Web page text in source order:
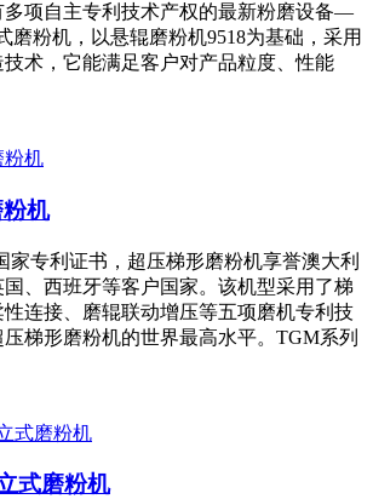
多项自主专利技术产权的最新粉磨设备—
磨粉机，以悬辊磨粉机9518为基础，采用
术，它能满足客户对产品粒度、性能
机
家专利证书，超压梯形磨粉机享誉澳大利
、西班牙等客户国家。该机型采用了梯
连接、磨辊联动增压等五项磨机专利技
梯形磨粉机的世界最高水平。TGM系列
式磨粉机